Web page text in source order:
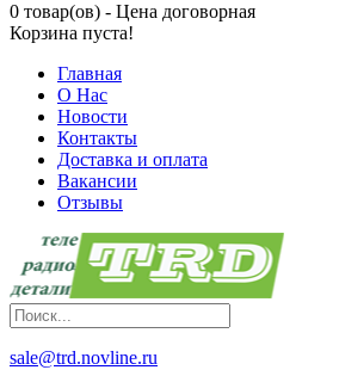
0 товар(ов) - Цена договорная
Корзина пуста!
Главная
О Нас
Новости
Контакты
Доставка и оплата
Вакансии
Отзывы
sale@trd.novline.ru